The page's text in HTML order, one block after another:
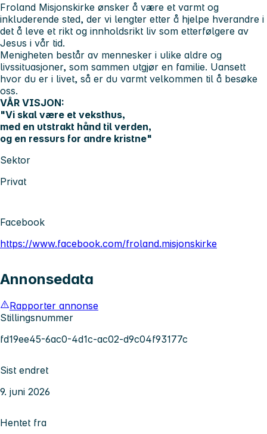
Froland Misjonskirke ønsker å være et varmt og
inkluderende sted, der vi lengter etter å hjelpe hverandre i
det å leve et rikt og innholdsrikt liv som etterfølgere av
Jesus i vår tid.
Menigheten består av mennesker i ulike aldre og
livssituasjoner, som sammen utgjør en familie. Uansett
hvor du er i livet, så er du varmt velkommen til å besøke
oss.
VÅR VISJON:
"Vi skal være et veksthus,
med en utstrakt hånd til verden,
og en ressurs for andre kristne"
Sektor
Privat
Facebook
https://www.facebook.com/froland.misjonskirke
Annonsedata
Rapporter annonse
Stillingsnummer
fd19ee45-6ac0-4d1c-ac02-d9c04f93177c
Sist endret
9. juni 2026
Hentet fra